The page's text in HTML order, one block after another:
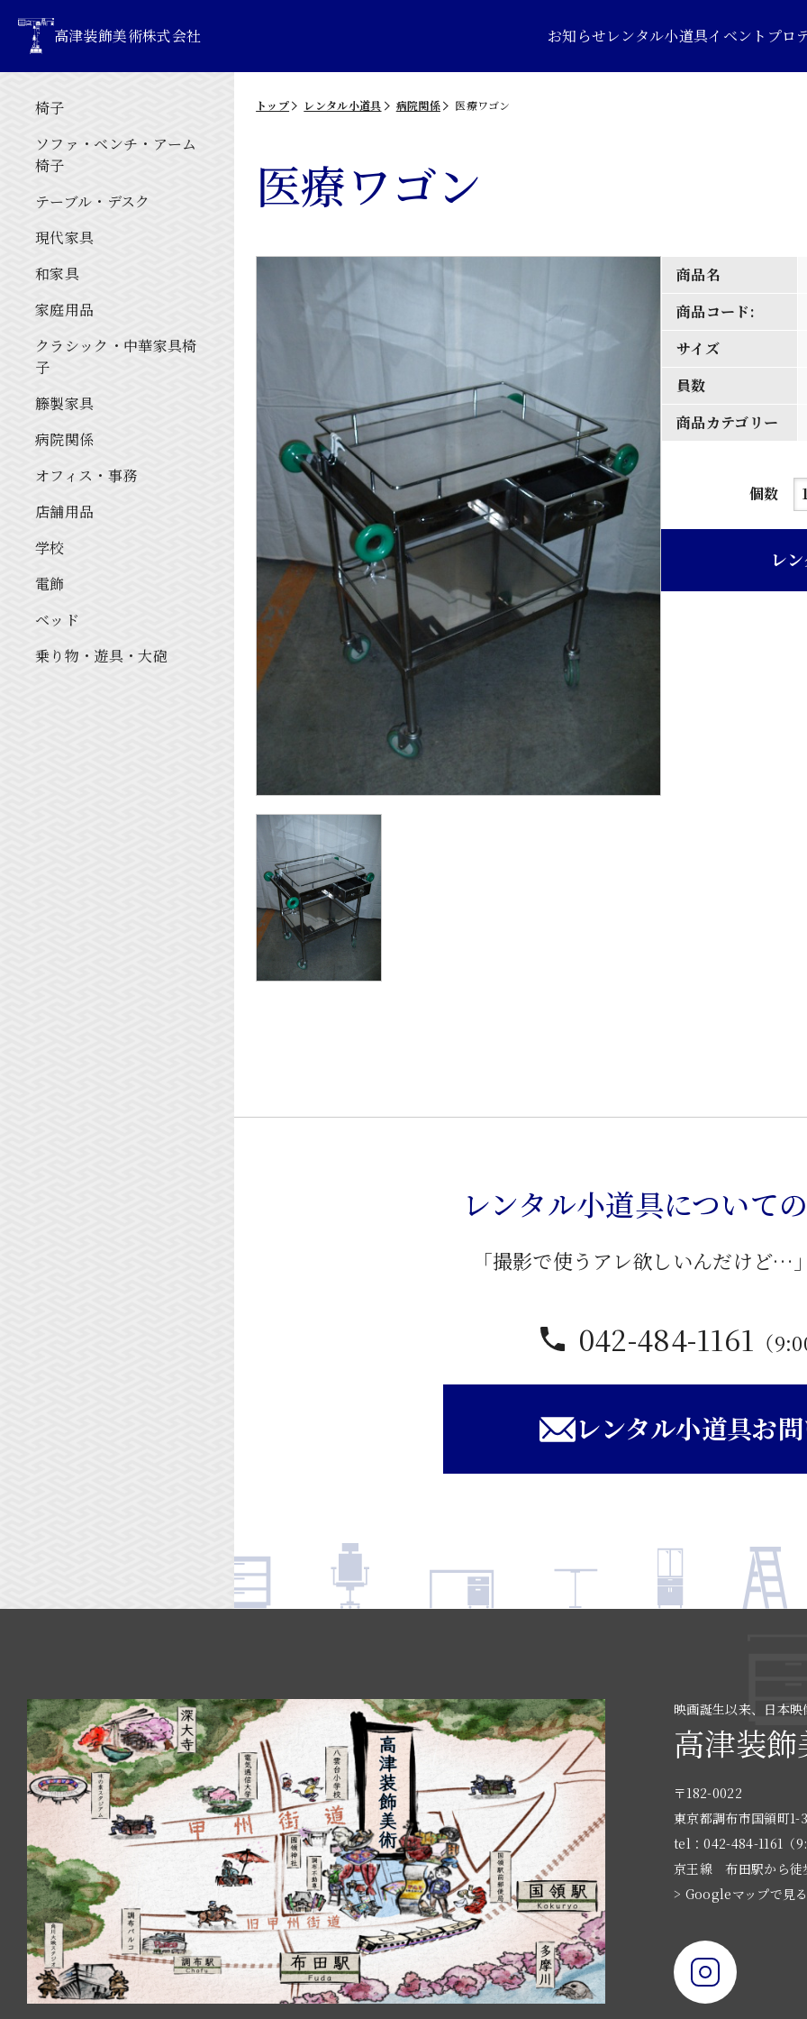
高津装飾美術株式会社 お知らせレンタル小道具イベントプロ
椅子
ソファ・ベンチ・アーム
椅子
テーブル・デスク
現代家具
和家具
家庭用品
クラシック・中華家具椅
子
籐製家具
病院関係
オフィス・事務
店舗用品
学校
電飾
ベッド
乗り物・遊具・大砲
トップ レンタル小道具 病院関係 医療ワゴン
医療ワゴン
商品名
商品コード:
サイズ
員数
商品カテゴリー
個数
医
レ
レンタル小道具について
「撮影で使うアレ欲しいんだけど…
042-484-1161 （
レンタル小道具お
映画誕生以来、日本
高津装
〒182-0022
東京都調布市国領町1-
tel：042-484-1161（
京王線 布田駅から徒
> Googleマップで見る